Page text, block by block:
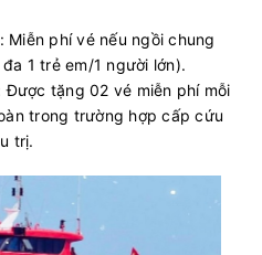
Miễn phí vé nếu ngồi chung
1 trẻ em/1 người lớn).
Được tặng 02 vé miễn phí mỗi
trong trường hợp cấp cứu
trị.